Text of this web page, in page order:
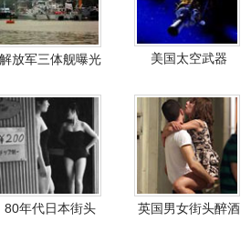
解放军三体舰曝光 美国太空武器
80年代日本街头 英国男女街头醉酒